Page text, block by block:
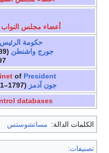
أعضاء مجلس
حكومة الرئيس
جورج واشنطن
of President
جون آدمز (1797–1801)
databases
الكلمات الدالة: مساتشوستس
تصنيفات: